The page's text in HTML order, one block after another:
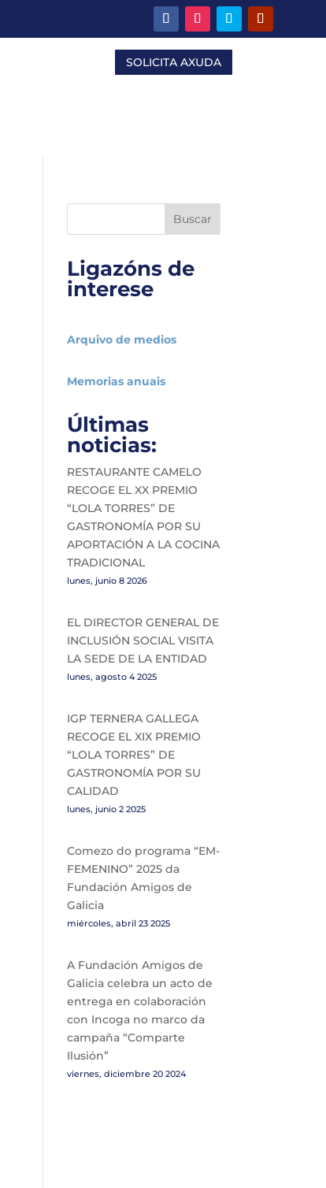
SOLICITA AXUDA
Buscar
Ligazóns de
interese
Arquivo de medios
Memorias anuais
Últimas
noticias:
RESTAURANTE CAMELO
RECOGE EL XX PREMIO
“LOLA TORRES” DE
GASTRONOMÍA POR SU
APORTACIÓN A LA COCINA
TRADICIONAL
lunes, junio 8 2026
EL DIRECTOR GENERAL DE
INCLUSIÓN SOCIAL VISITA
LA SEDE DE LA ENTIDAD
lunes, agosto 4 2025
IGP TERNERA GALLEGA
RECOGE EL XIX PREMIO
“LOLA TORRES” DE
GASTRONOMÍA POR SU
CALIDAD
lunes, junio 2 2025
Comezo do programa “EM-
FEMENINO” 2025 da
Fundación Amigos de
Galicia
miércoles, abril 23 2025
A Fundación Amigos de
Galicia celebra un acto de
entrega en colaboración
con Incoga no marco da
campaña “Comparte
Ilusión”
viernes, diciembre 20 2024